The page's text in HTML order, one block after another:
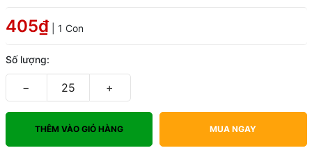
405₫ | 1 Con
Số lượng:
− +
THÊM VÀO GIỎ HÀNG MUA NGAY